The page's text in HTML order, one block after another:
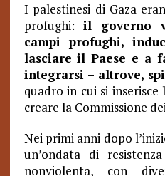
I palestinesi di Gaza
profughi: il governo
campi profughi,
lasciare il Paese e a
integrarsi – altrove,
quadro in cui si
creare la Commissione
Nei primi anni dopo
un’ondata di
nonviolenta, con